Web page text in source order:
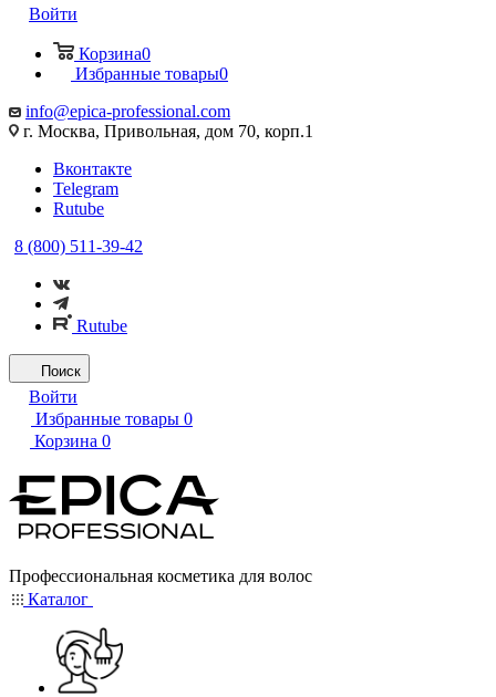
Войти
Корзина0
Избранные товары0
info@epica-professional.com
г. Москва, Привольная, дом 70, корп.1
Вконтакте
Telegram
Rutube
8 (800) 511-39-42
Rutube
Поиск
Войти
Избранные товары 0
Корзина 0
Профессиональная косметика для волос
Каталог